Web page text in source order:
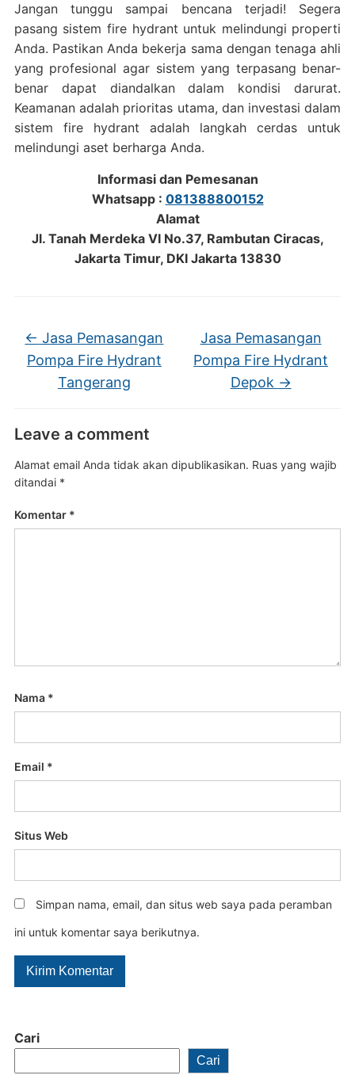
Cari
Cari
Jangan tunggu sampai bencana terjadi! Segera
pasang sistem fire hydrant untuk melindungi properti
Anda. Pastikan Anda bekerja sama dengan tenaga ahli
yang profesional agar sistem yang terpasang benar-
benar dapat diandalkan dalam kondisi darurat.
Keamanan adalah prioritas utama, dan investasi dalam
sistem fire hydrant adalah langkah cerdas untuk
melindungi aset berharga Anda.
Informasi dan Pemesanan
Whatsapp : 081388800152
Alamat
Jl. Tanah Merdeka VI No.37, Rambutan Ciracas,
Jakarta Timur, DKI Jakarta 13830
← Jasa Pemasangan
Pompa Fire Hydrant
Tangerang
Jasa Pemasangan
Pompa Fire Hydrant
Depok →
Leave a comment
Alamat email Anda tidak akan dipublikasikan. Ruas yang wajib
ditandai *
Komentar *
Nama *
Email *
Situs Web
Simpan nama, email, dan situs web saya pada peramban
ini untuk komentar saya berikutnya.